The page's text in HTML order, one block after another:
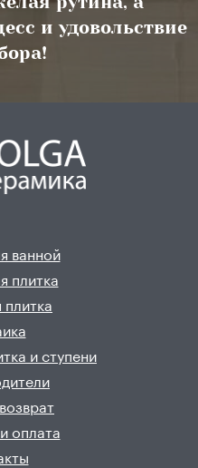
и удовольствие
ванной
плитка
плитка
и ступени
оплата